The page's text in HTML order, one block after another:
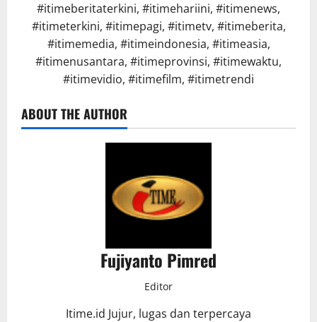
#itimeberitaterkini, #itimehariini, #itimenews,
#itimeterkini, #itimepagi, #itimetv, #itimeberita,
#itimemedia, #itimeindonesia, #itimeasia,
#itimenusantara, #itimeprovinsi, #itimewaktu,
#itimevidio, #itimefilm, #itimetrendi
ABOUT THE AUTHOR
Fujiyanto Pimred
Editor
Itime.id Jujur, lugas dan terpercaya